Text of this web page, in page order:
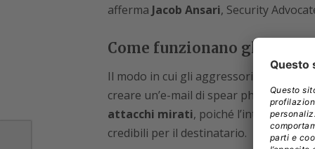
afferma Jacob Ansari, Security
Come funzionano gli
Il modo in cui gli aggressori
creare un’e-mail di spear phishingè
attacchi mirati, poiché l’intero
credibili per il destinatario.